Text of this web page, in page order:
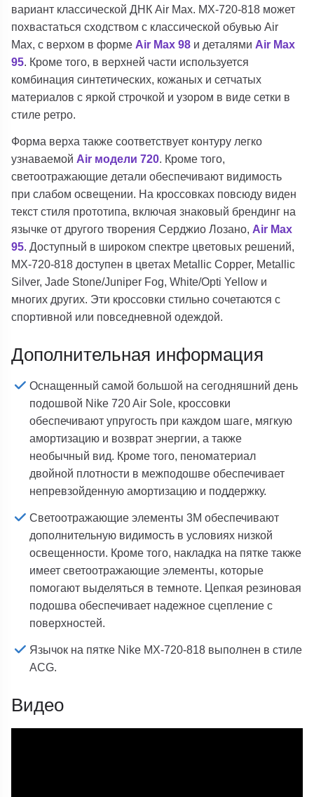
вариант классической ДНК Air Max. MX-720-818 может
похвастаться сходством с классической обувью Air
Max, с верхом в форме Air Max 98 и деталями Air Max
95. Кроме того, в верхней части используется
комбинация синтетических, кожаных и сетчатых
материалов с яркой строчкой и узором в виде сетки в
стиле ретро.
Форма верха также соответствует контуру легко
узнаваемой Air модели 720. Кроме того,
светоотражающие детали обеспечивают видимость
при слабом освещении. На кроссовках повсюду виден
текст стиля прототипа, включая знаковый брендинг на
язычке от другого творения Серджио Лозано, Air Max
95. Доступный в широком спектре цветовых решений,
MX-720-818 доступен в цветах Metallic Copper, Metallic
Silver, Jade Stone/Juniper Fog, White/Opti Yellow и
многих других. Эти кроссовки стильно сочетаются с
спортивной или повседневной одеждой.
Дополнительная информация
Оснащенный самой большой на сегодняшний день
подошвой Nike 720 Air Sole, кроссовки
обеспечивают упругость при каждом шаге, мягкую
амортизацию и возврат энергии, а также
необычный вид. Кроме того, пеноматериал
двойной плотности в межподошве обеспечивает
непревзойденную амортизацию и поддержку.
Светоотражающие элементы 3M обеспечивают
дополнительную видимость в условиях низкой
освещенности. Кроме того, накладка на пятке также
имеет светоотражающие элементы, которые
помогают выделяться в темноте. Цепкая резиновая
подошва обеспечивает надежное сцепление с
поверхностей.
Язычок на пятке Nike MX-720-818 выполнен в стиле
ACG.
Видео